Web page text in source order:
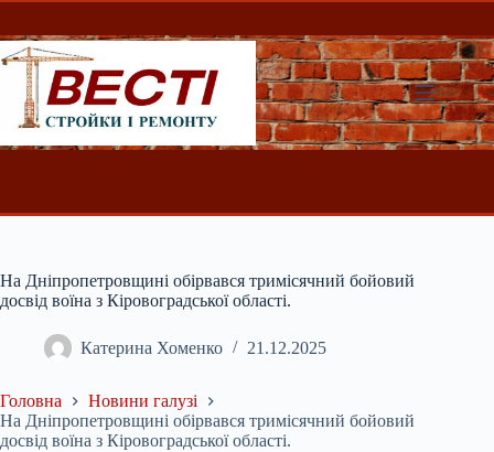
Перейти
вмісту
На Дніпропетровщині обірвався тримісячний бойовий
досвід воїна з Кіровоградської області.
Катерина Хоменко 21.12.2025
Головна
Новини галузі
На Дніпропетровщині обірвався тримісячний бойовий
досвід воїна з Кіровоградської області.